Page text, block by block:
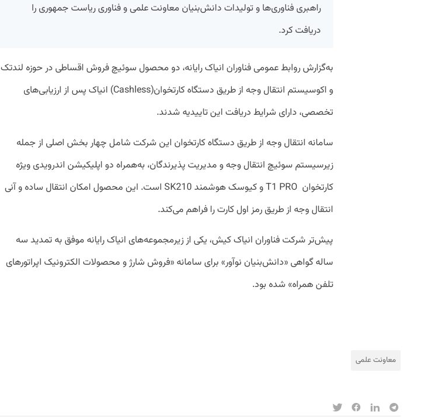
راهبری فناوری‌ها و تولیدات دانش‌بنیان معاونت علمی و فناوری ریاست جمهوری را
دریافت کرد.
به‌گزارش روابط عمومی فناوران انیاک رایانه، دو محصول سوئیچ فروش اقساطی در حوزه لندتک
و اکوسیستم انتقال وجه از طریق دستگاه کارتخوان(Cashless) انیاک پس از ارزیابی‌های
تخصصی، دارای شرایط دریافت این تاییدیه شدند.
سامانه انتقال وجه از طریق دستگاه کارتخوان این شرکت شامل چهار بخش اصلی از جمله
زیرسیستم سوئیچ انتقال وجه و مدیریت پذیرندگان، به‌همراه دو اپلیکیشن اندرویدی ویژه
کارتخوان T1 PRO و کیوسک هوشمند SK210 است. این محصول امکان انتقال ساده و آنی
انتقال وجه از طریق رمز اول کارت را فراهم می‌کند.
پیش‌تر شرکت فناوران انیاک کیش، یکی از زیرمجموعه‌های انیاک رایانه موفق به تمدید سه‌
ساله گواهی «دانش‌بنیان نوآور» برای سامانه «فروش شارژ و محصولات الکترونیک اپراتورهای
تلفن همراه» شده بود.
معاونت علمی